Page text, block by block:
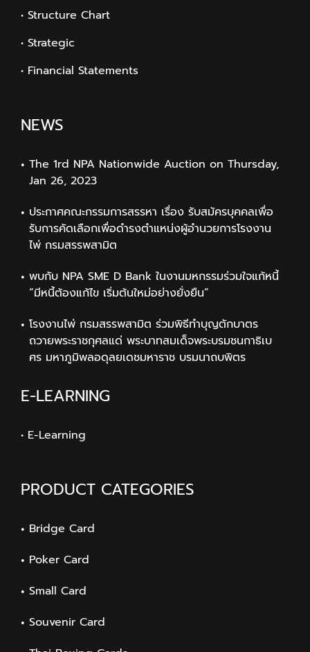
• Structure Chart
• Strategic
• Financial Statements
NEWS
The 1rd NPA Nationwide Auction on Thursday,
Jan 26, 2023
ประกาศคณะกรรมการสรรหา เรื่อง รับสมัครบุคคลเพื่อ
รับการคัดเลือกเพื่อดำรงตำแหน่งผู้อำนวยการโรงงาน
ไพ่ กรมสรรพสามิต
พบกับ NPA SME D Bank ในงานมหกรรมร่วมใจแก้หนี้
“มีหนี้ต้องแก้ไข เริ่มต้นใหม่อย่างยั่งยืน”
โรงงานไพ่ กรมสรรพสามิต ร่วมพิธีทำบุญตักบาตร
ถวายพระราชกุศลแด่ พระบาทสมเด็จพระบรมชนกาธิเบ
ศร มหาภูมิพลอดุลยเดชมหาราช บรมนาถบพิตร
E-LEARNING
• E-Learning
PRODUCT CATEGORIES
Bridge Card
Poker Card
Small Card
Souvenir Card